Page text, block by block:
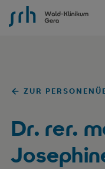
SRH Wald-Klinikum
ZUR
Dr. rer.